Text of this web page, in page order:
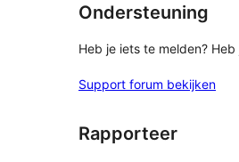
Ondersteuning
Heb je iets te melden?
Support forum bekijken
Rapporteer